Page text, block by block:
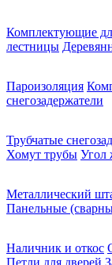
Комплектующие
лестницы
Пароизоляция
снегозадержатели
Трубчатые
Хомут трубы Угол
Металлический
Панельные
Наличник и откос
Петли для дверей